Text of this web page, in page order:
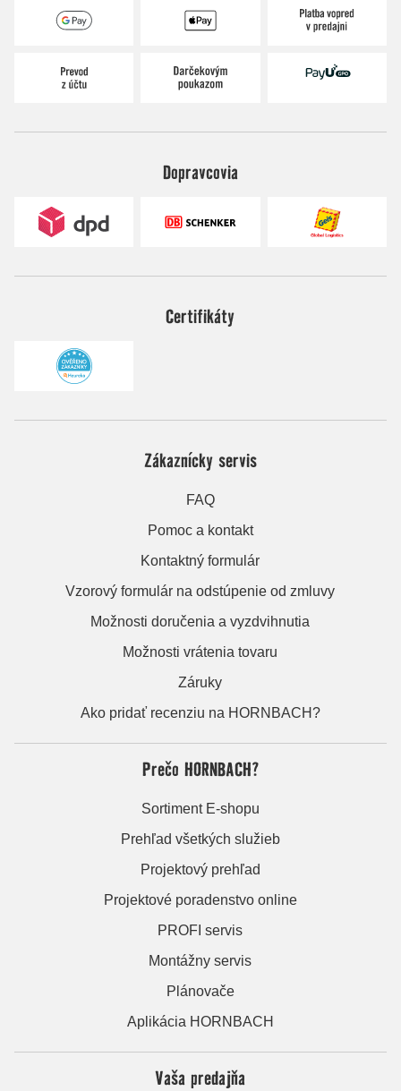
Dopravcovia
Certifikáty
Zákaznícky servis
FAQ
Pomoc a kontakt
Kontaktný formulár
Vzorový formulár na odstúpenie od zmluvy
Možnosti doručenia a vyzdvihnutia
Možnosti vrátenia tovaru
Záruky
Ako pridať recenziu na HORNBACH?
Prečo HORNBACH?
Sortiment E-shopu
Prehľad všetkých služieb
Projektový prehľad
Projektové poradenstvo online
PROFI servis
Montážny servis
Plánovače
Aplikácia HORNBACH
Vaša predajňa